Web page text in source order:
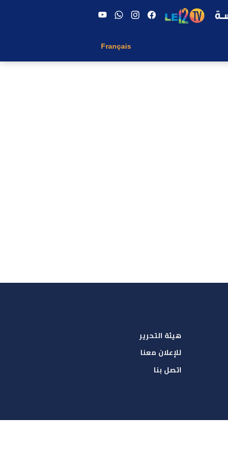
Français
هيئة التحرير
للإعلان معنا
اتصل بنا